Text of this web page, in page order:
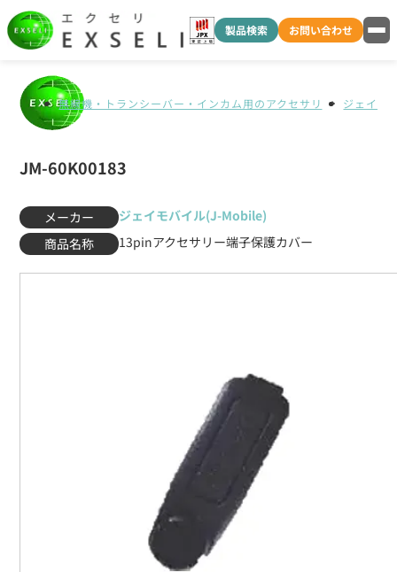
製品検索 お問い合わせ
無線機・トランシーバー・インカム用のアクセサリ ジェイモ
JM-60K00183
メーカー
ジェイモバイル(J-Mobile)
商品名称
13pinアクセサリー端子保護カバー